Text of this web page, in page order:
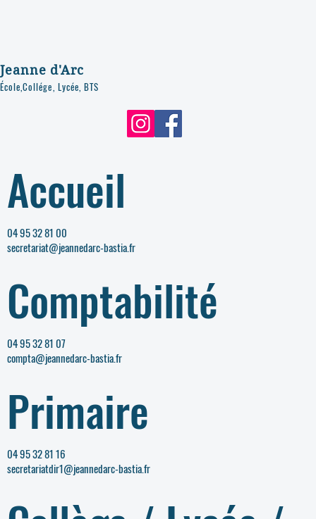
Accueil
04 95 32 81 00
secretariat@jeannedarc-bastia.fr
Comptabilité
04 95 32 81 07
compta@jeannedarc-bastia.fr
Primaire
04 95 32 81 16
secretariatdir1@jeannedarc-bastia.fr
Jeanne d'Arc
École,Collége, Lycée, BTS